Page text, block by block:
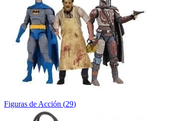
Figuras de Acción (29)